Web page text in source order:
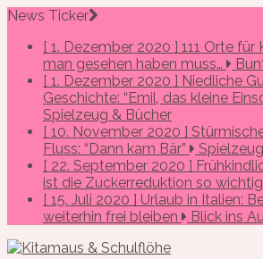
News Ticker
[ 1. Dezember 2020 ] 111 Orte für
man gesehen haben muss…
[ 1. Dezember 2020 ] Niedliche
Geschichte: “Emil, das kleine
Spielzeug & Bücher
[ 10. November 2020 ]
Fluss: “Dann kam Bär”
[ 22. September 2020 ]
ist die Zuckerreduktion so
[ 15. Juli 2020 ] Urlaub in Italien:
weiterhin frei bleiben
Blick ins